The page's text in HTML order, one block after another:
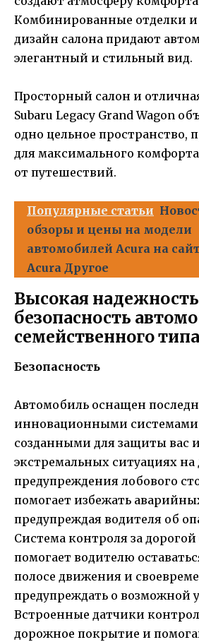
Комбинированные отделки
дизайн салона придают
элегантный и стильный вид.
Просторный салон и
Subaru Legacy Grand Wagon
одно цельное пространство,
для максимального
от путешествий.
Популярные статьи
обзоры и цены на модели
автомобилей Acura на
Acura Другое
Высокая
безопасность
семейственного типа
Безопасность
Автомобиль оснащен
инновационными системами
созданными для защиты вас
экстремальных ситуациях на
предупреждения лобового
помогает избежать
предупреждая водителя об
Система контроля за
помогает водителю
полосе движения и
предупреждать о возможной
Встроенные датчики
дорожное покрытие и